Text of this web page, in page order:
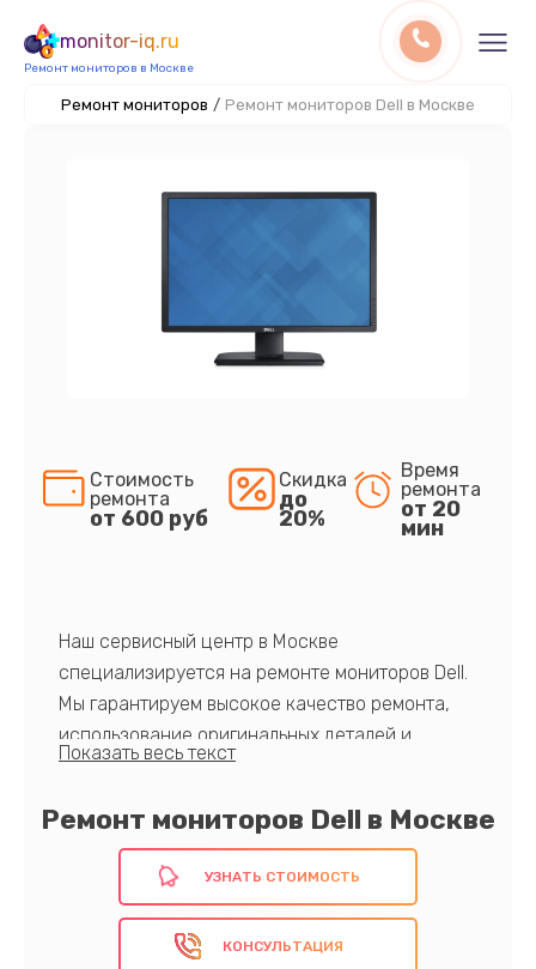
monitor-iq.ru
Ремонт мониторов в Москве
Ремонт мониторов / Ремонт мониторов Dell в Москве
Ремонт мониторов Dell в Москве
Стоимость
ремонта
от 600 руб
Скидка
до
20%
Время
ремонта
от 20
мин
Наш сервисный центр в Москве
специализируется на ремонте мониторов Dell.
Мы гарантируем высокое качество ремонта,
использование оригинальных деталей и
современного оборудования. Кроме того, мы
что делает процесс ремонта максимально
удобным для клиента. Ваш монитор будет
работать как новый.
УЗНАТЬ СТОИМОСТЬ
КОНСУЛЬТАЦИЯ